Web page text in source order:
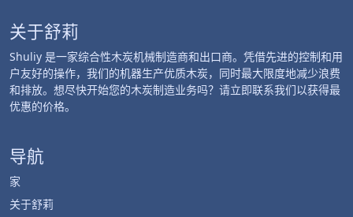
关于舒莉
Shuliy 是一家综合性木炭机械制造商和出口商。凭借先进的控制和用
户友好的操作，我们的机器生产优质木炭，同时最大限度地减少浪费
和排放。想尽快开始您的木炭制造业务吗？请立即联系我们以获得最
优惠的价格。
导航
家
关于舒莉